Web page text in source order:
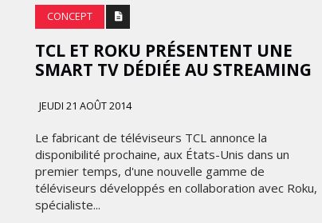
CONCEPT
TCL ET ROKU PRÉSENTENT UNE
SMART TV DÉDIÉE AU STREAMING
JEUDI 21 AOÛT 2014
Le fabricant de téléviseurs TCL annonce la
disponibilité prochaine, aux États-Unis dans un
premier temps, d'une nouvelle gamme de
téléviseurs développés en collaboration avec Roku,
spécialiste...